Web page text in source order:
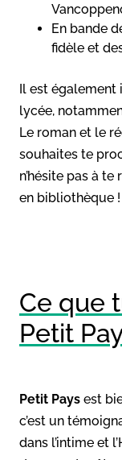
En bande
fidèle et
Il est également
lycée,
Le roman et le
souhaites te
n’hésite pas à
en bibliothèque !
Ce que
Petit
Petit Pays est
c’est un
dans l’intime et